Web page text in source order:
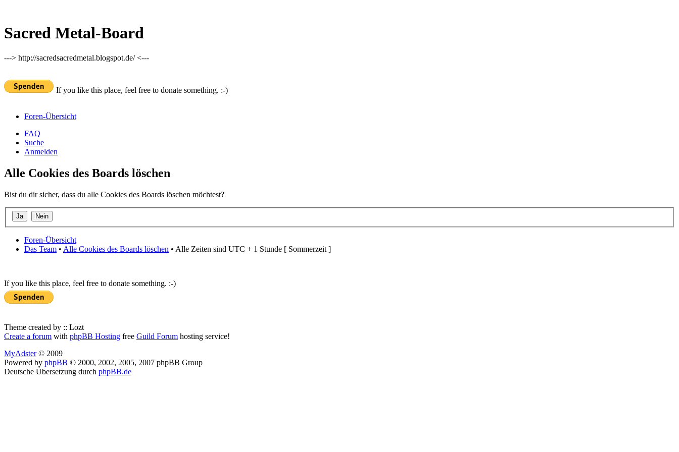
Sacred Metal-Board
---> http://sacredsacredmetal.blogspot.de/ <---
If you like this place, feel free to donate something. :-)
Foren-Übersicht
FAQ
Suche
Anmelden
Alle Cookies des Boards löschen
Bist du dir sicher, dass du alle Cookies des Boards löschen möchtest?
Foren-Übersicht
Das Team • Alle Cookies des Boards löschen • Alle Zeiten sind UTC + 1 Stunde [ Sommerzeit ]
If you like this place, feel free to donate something. :-)
Theme created by :: Lozt
Create a forum with phpBB Hosting free Guild Forum hosting service!
MyAdster© 2009
Powered by phpBB © 2000, 2002, 2005, 2007 phpBB Group
Deutsche Übersetzung durch phpBB.de